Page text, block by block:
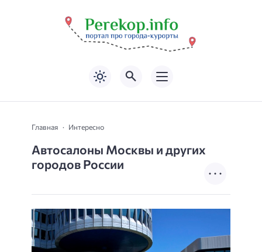
Главная Интересно
Автосалоны Москвы и других
городов России